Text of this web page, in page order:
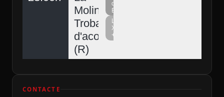
Diumenge 09
Molina,
Trobada
d'acordionistes
(R)
del
Berguedà
La
Xarxa
+
CONTACTE